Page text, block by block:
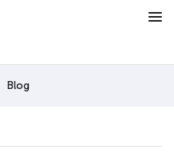
Blog